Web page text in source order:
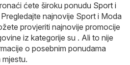
ćete široku ponudu Sport i
najnovije Sport i Moda
provjeriti najnovije promocije
iz kategorije su . Ali to nije
o posebnim ponudama